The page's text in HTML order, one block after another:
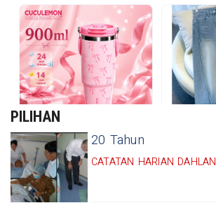
PILIHAN
20 Tahun
CATATAN HARIAN DAHLAN